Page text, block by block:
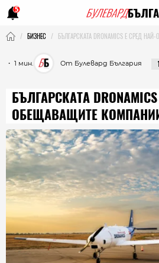
5
БИЗНЕС БЪЛГАРСКАТА DRONAMICS Е СРЕД
・ 1 мин. От Булевард България
БЪЛГАРСКАТА
ОБЕЩАВАЩИТЕ